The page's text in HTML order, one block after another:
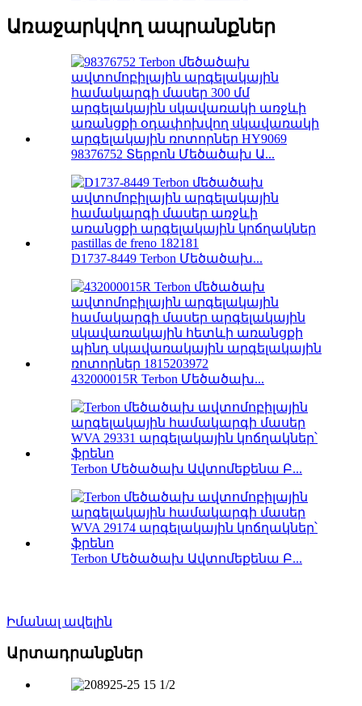
Առաջարկվող ապրանքներ
98376752 Տերբոն Մեծածախ Ա...
D1737-8449 Terbon Մեծածախ...
432000015R Terbon Մեծածախ...
Terbon Մեծածախ Ավտոմեքենա Բ...
Terbon Մեծածախ Ավտոմեքենա Բ...
Իմանալ ավելին
Արտադրանքներ